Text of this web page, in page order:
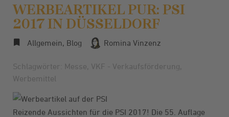
WERBEARTIKEL PUR: PSI
2017 IN DÜSSELDORF
Allgemein Blog Romina Vinzenz
Schlagwörter: Messe VKF - Verkaufsförderung
Werbemittel
Reizende Aussichten für die PSI 2017! Die 55. Auflage